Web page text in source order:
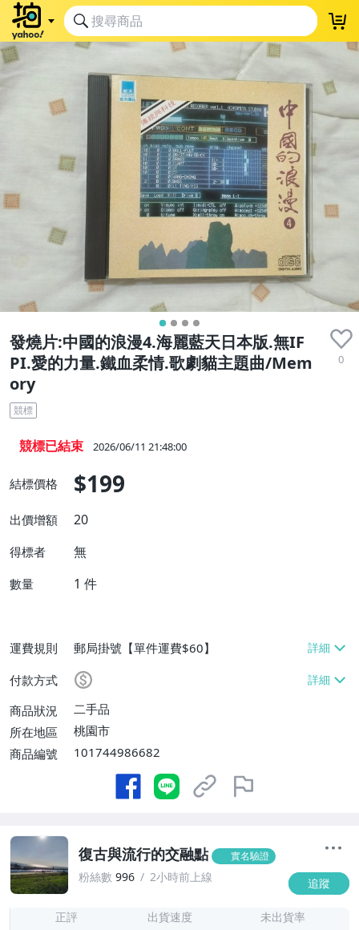
發燒片:中國的浪漫4.海麗藍天日本版.無IF
PI.愛的力量.鐵血柔情.歌劇貓主題曲/Mem
ory
0
競標
競標已結束 2026/06/11 21:48:00
結標價格 $199
出價增額 20
得標者 無
數量 1 件
運費規則
郵局掛號【單件運費$60】
付款方式
商品狀況
二手品
所在地區
桃園市
商品編號
101744986682
復古與流行的交融點 實名驗證
粉絲數 996 2小時前上線 追蹤
正評 出貨速度 未出貨率